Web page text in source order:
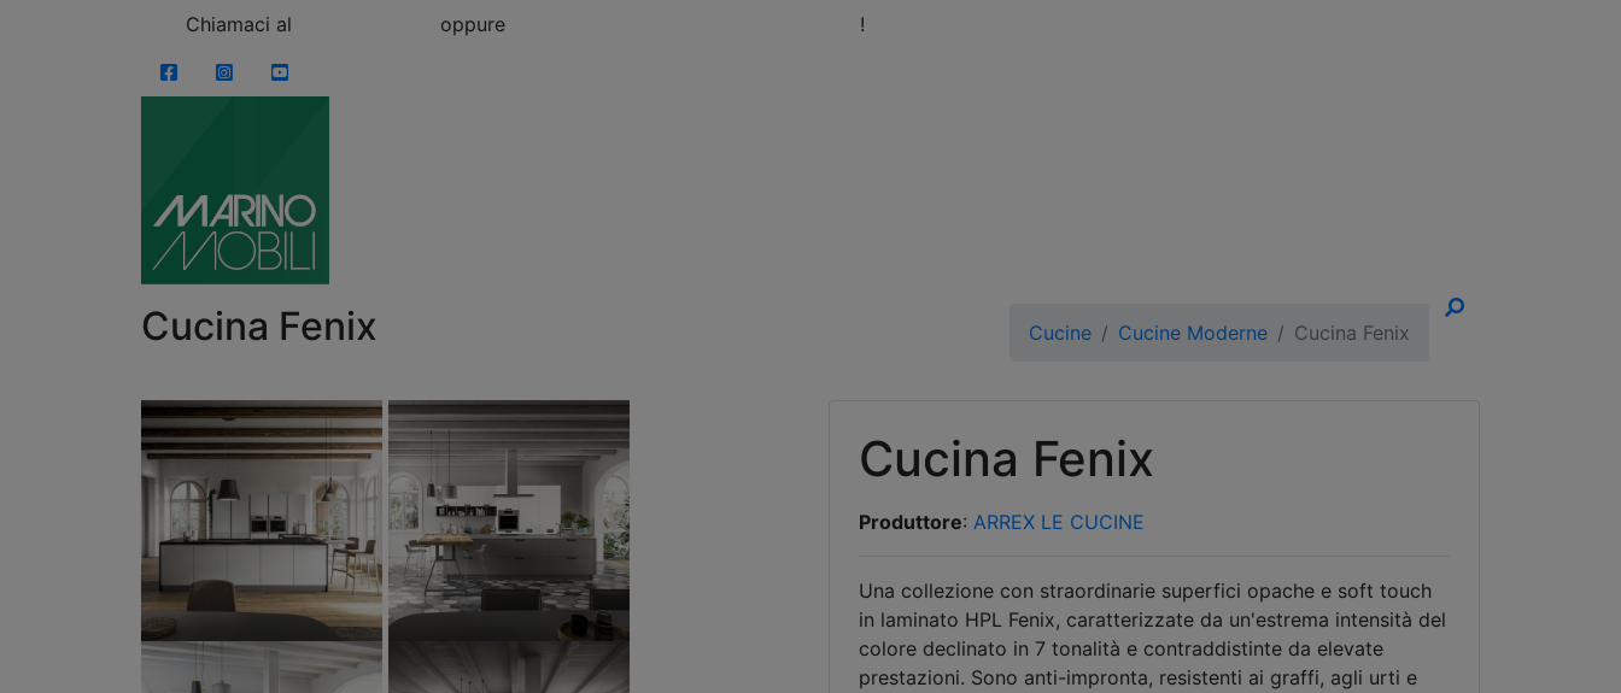
Chiamaci al oppure !
FacebookInstagramYouTube
Cucina Fenix Cucine Cucine Moderne Cucina Fenix
Cucina Fenix
Produttore: ARREX LE CUCINE
Una collezione con straordinarie superfici opache e soft touch
in laminato HPL Fenix, caratterizzate da un'estrema intensità del
colore declinato in 7 tonalità e contraddistinte da elevate
prestazioni. Sono anti-impronta, resistenti ai graffi, agli urti e